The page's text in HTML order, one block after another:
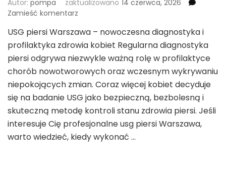
Autor: pompa zaktualizowano 14 czerwca, 2026
Zamieść komentarz
USG
piersi
Warszawa
prywatnie
USG piersi Warszawa – nowoczesna diagnostyka i
profilaktyka zdrowia kobiet Regularna diagnostyka
piersi odgrywa niezwykle ważną rolę w profilaktyce
chorób nowotworowych oraz wczesnym wykrywaniu
niepokojących zmian. Coraz więcej kobiet decyduje
się na badanie USG jako bezpieczną, bezbolesną i
skuteczną metodę kontroli stanu zdrowia piersi. Jeśli
interesuje Cię profesjonalne usg piersi Warszawa,
warto wiedzieć, kiedy wykonać …